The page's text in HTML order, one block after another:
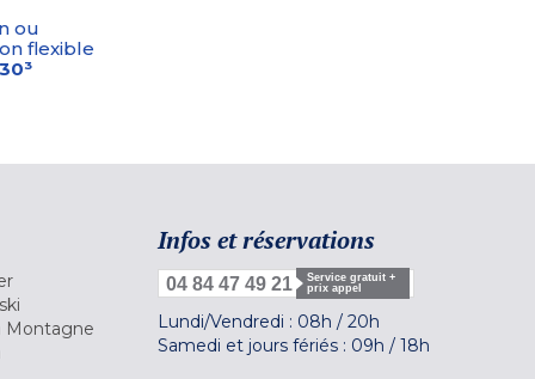
ou
flexible
Montagne
Infos et réservations
04 84 47 49 21
Service gratuit +
prix appel
Lundi/Vendredi : 08h / 20h
Samedi et jours fériés : 09h / 18h